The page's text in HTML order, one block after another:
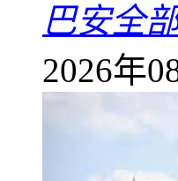
巴安全
2026年